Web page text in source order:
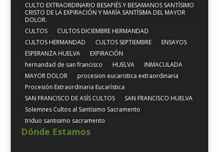
CULTO EXTRAORDINARIO BESAPIÉS Y BESAMANOS SANTÍSIMO
CRISTO DE LA EXPIRACIÓN Y MARÍA SANTÍSIMA DEL MAYOR
DOLOR.
CULTOS
CULTOS DICIEMBRE HERMANDAD
CULTOS HERMANDAD
CULTOS SEPTIEMBRE
ENSAYOS
ESPERANZA HUELVA
EXPIRACIÓN
hernandad de san francisco
HUELVA
INMACULADA
MAYOR DOLOR
procesion eucaristica extraordinaria
Procesión Extraordinaria Eucarística
SAN FRANCISCO DE ASÍS CULTOS
SAN FRANCISCO HUELVA
Solemnes Cultos al Santísimo Sacramento
triduo santisimo sacramento
Dónde Estamos